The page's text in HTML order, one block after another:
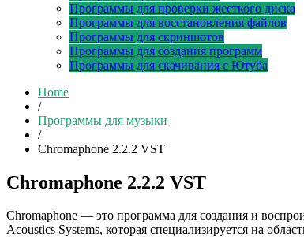
Программы для проверки жесткого диска
Программы для восстановления файлов
Программы для скриншотов
Программы для создания программ
Программы для скачивания с Ютуба
Home
/
Программы для музыки
/
Chromaphone 2.2.2 VST
Chromaphone 2.2.2 VST
Chromaphone — это программа для создания и
Acoustics Systems, которая специализируется на